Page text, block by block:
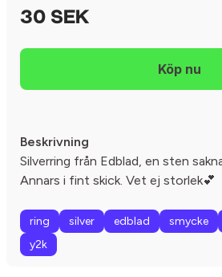
30 SEK
Beskrivning
Silverring från Edblad, en sten
Annars i fint skick. Vet ej storlek💕
ring silver edblad smycke
y2k